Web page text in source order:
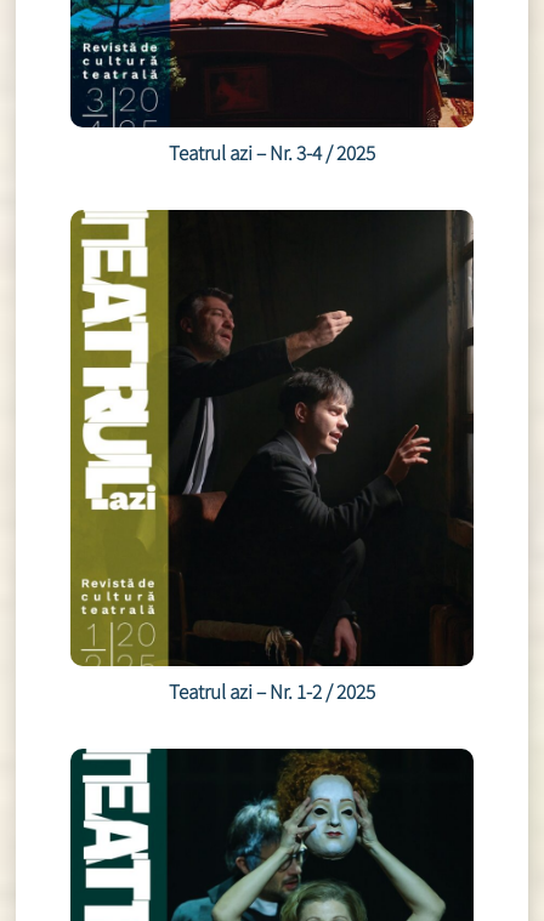
Teatrul azi – Nr. 3-4 / 2025
Teatrul azi – Nr. 1-2 / 2025